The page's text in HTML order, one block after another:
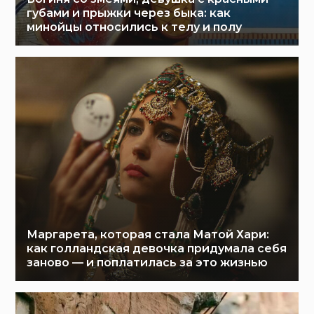
губами и прыжки через быка: как
минойцы относились к телу и полу
Маргарета, которая стала Матой Хари:
как голландская девочка придумала себя
заново — и поплатилась за это жизнью